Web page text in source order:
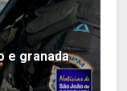
e granada